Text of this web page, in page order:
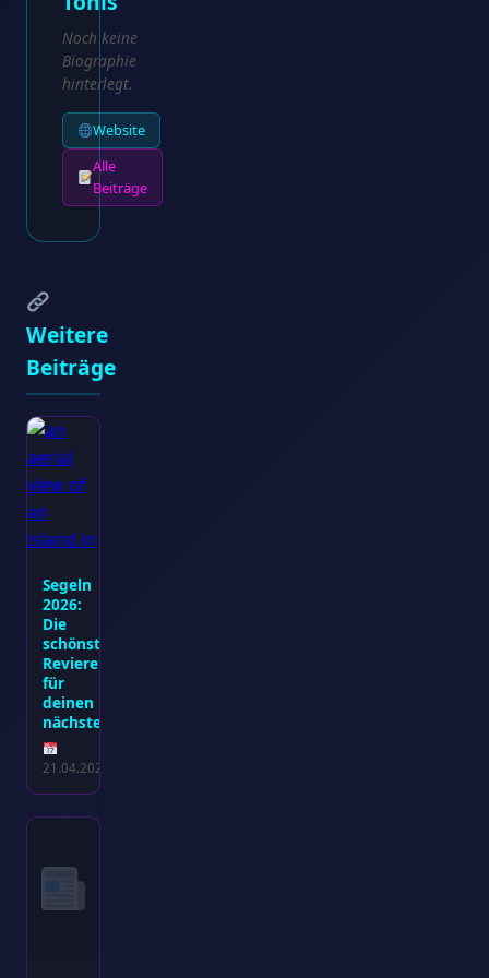
Noch keine
Biographie
hinterlegt.
Website
Alle
Beiträge
Weitere
Beiträge
Segeln
2026:
Die
schönsten
Reviere
für
deinen
nächsten…
21.04.2026